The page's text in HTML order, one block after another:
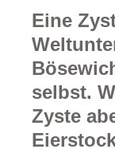
Eine
selbst.
Zyste